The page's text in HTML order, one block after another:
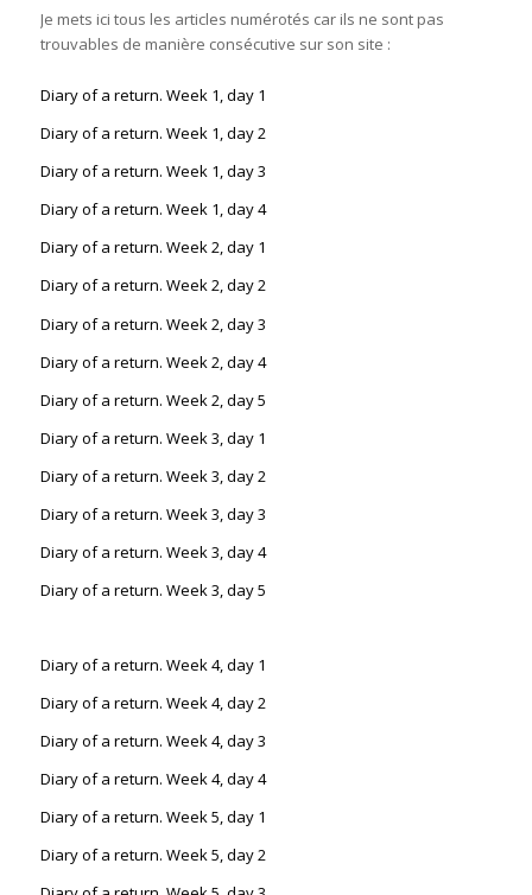
Je mets ici tous les articles numérotés car ils ne sont pas
trouvables de manière consécutive sur son site :
Diary of a return. Week 1, day 1
Diary of a return. Week 1, day 2
Diary of a return. Week 1, day 3
Diary of a return. Week 1, day 4
Diary of a return. Week 2, day 1
Diary of a return. Week 2, day 2
Diary of a return. Week 2, day 3
Diary of a return. Week 2, day 4
Diary of a return. Week 2, day 5
Diary of a return. Week 3, day 1
Diary of a return. Week 3, day 2
Diary of a return. Week 3, day 3
Diary of a return. Week 3, day 4
Diary of a return. Week 3, day 5
Diary of a return. Week 4, day 1
Diary of a return. Week 4, day 2
Diary of a return. Week 4, day 3
Diary of a return. Week 4, day 4
Diary of a return. Week 5, day 1
Diary of a return. Week 5, day 2